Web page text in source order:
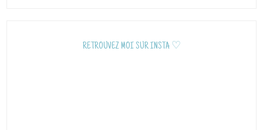
RETROUVEZ MOI SUR INSTA ♡